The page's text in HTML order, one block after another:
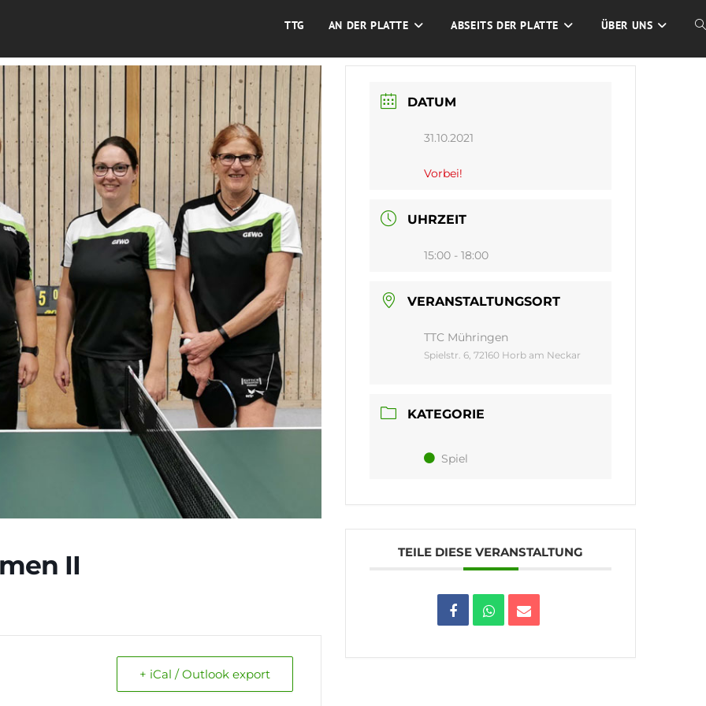
TTG AN DER PLATTE ABSEITS DER PLATTE ÜBER UNS
II
+ iCal / Outlook export
DATUM
31.10.2021
Vorbei!
UHRZEIT
15:00 - 18:00
VERANSTALTUNGSORT
TTC Mühringen
Spielstr. 6, 72160 Horb am Neckar
KATEGORIE
Spiel
TEILE DIESE VERANSTALTUNG